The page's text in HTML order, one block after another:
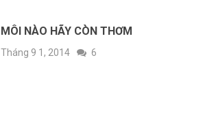
MÔI NÀO HÃY CÒN THƠM
Tháng 9 1, 2014 6